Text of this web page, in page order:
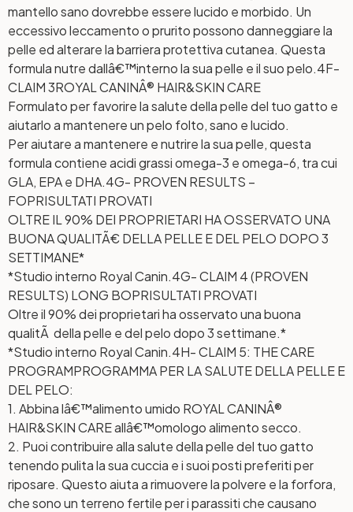
mantello sano dovrebbe essere lucido e morbido. Un
eccessivo leccamento o prurito possono danneggiare la
pelle ed alterare la barriera protettiva cutanea. Questa
formula nutre dallâ€™interno la sua pelle e il suo pelo.4F-
CLAIM 3ROYAL CANINÂ® HAIR&SKIN CARE
Formulato per favorire la salute della pelle del tuo gatto e
aiutarlo a mantenere un pelo folto, sano e lucido.
Per aiutare a mantenere e nutrire la sua pelle, questa
formula contiene acidi grassi omega-3 e omega-6, tra cui
GLA, EPA e DHA.4G- PROVEN RESULTS –
FOPRISULTATI PROVATI
OLTRE IL 90% DEI PROPRIETARI HA OSSERVATO UNA
BUONA QUALITÃ€ DELLA PELLE E DEL PELO DOPO 3
SETTIMANE*
*Studio interno Royal Canin.4G- CLAIM 4 (PROVEN
RESULTS) LONG BOPRISULTATI PROVATI
Oltre il 90% dei proprietari ha osservato una buona
qualitÃ della pelle e del pelo dopo 3 settimane.*
*Studio interno Royal Canin.4H- CLAIM 5: THE CARE
PROGRAMPROGRAMMA PER LA SALUTE DELLA PELLE E
DEL PELO:
1. Abbina lâ€™alimento umido ROYAL CANINÂ®
HAIR&SKIN CARE allâ€™omologo alimento secco.
2. Puoi contribuire alla salute della pelle del tuo gatto
tenendo pulita la sua cuccia e i suoi posti preferiti per
riposare. Questo aiuta a rimuovere la polvere e la forfora,
che sono un terreno fertile per i parassiti che causano